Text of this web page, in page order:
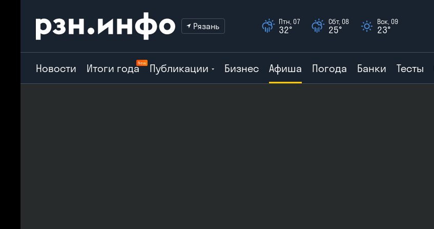
Рязань Птн, 07
32°
Сбт, 08
25°
Вск, 09
23°
Новости Итоги годаNew Публикации Бизнес Афиша Погода Банки Тесты